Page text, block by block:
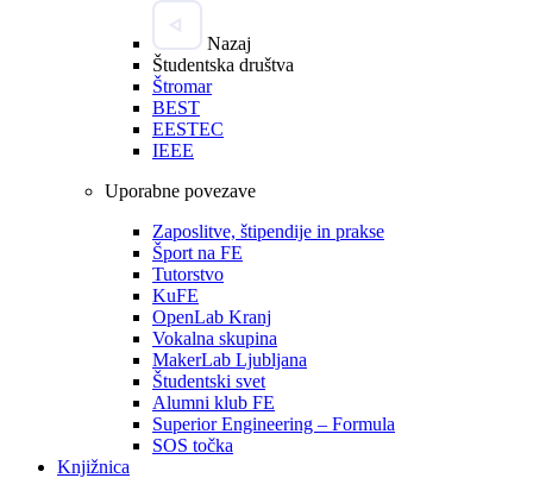
Nazaj
Študentska društva
Štromar
BEST
EESTEC
IEEE
Uporabne povezave
Zaposlitve, štipendije in prakse
Šport na FE
Tutorstvo
KuFE
OpenLab Kranj
Vokalna skupina
MakerLab Ljubljana
Študentski svet
Alumni klub FE
Superior Engineering – Formula
SOS točka
Knjižnica